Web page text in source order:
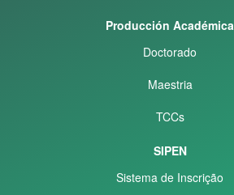
Producción Académica
Doctorado
Maestria
TCCs
SIPEN
Sistema de Inscrição